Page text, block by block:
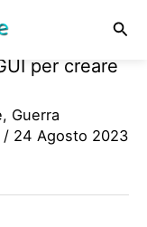
per creare
, Guerra
/ 24 Agosto 2023